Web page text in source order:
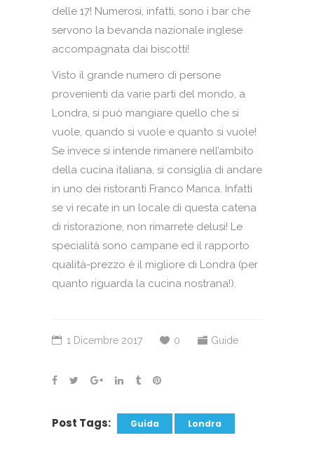
delle 17! Numerosi, infatti, sono i bar che
servono la bevanda nazionale inglese
accompagnata dai biscotti!
Visto il grande numero di persone
provenienti da varie parti del mondo, a
Londra, si può mangiare quello che si
vuole, quando si vuole e quanto si vuole!
Se invece si intende rimanere nell’ambito
della cucina italiana, si consiglia di andare
in uno dei ristoranti Franco Manca. Infatti
se vi recate in un locale di questa catena
di ristorazione, non rimarrete delusi! Le
specialità sono campane ed il rapporto
qualità-prezzo è il migliore di Londra (per
quanto riguarda la cucina nostrana!).
1 Dicembre 2017 0 Guide
Post Tags: Guida Londra